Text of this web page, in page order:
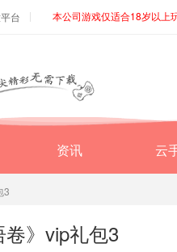
台 | 本公司游戏仅适合18岁以上
资讯 云
3
卷》vip礼包3